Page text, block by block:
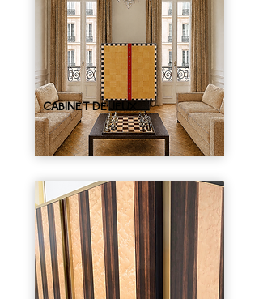
CABINET DE JEUX